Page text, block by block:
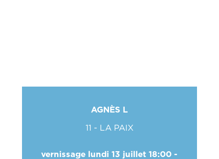
AGNÈS L
11 - LA PAIX
vernissage lundi 13 juillet 18:00 -